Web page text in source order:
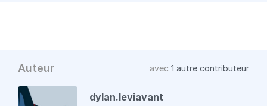
Auteur avec 1 autre contributeur
dylan.leviavant